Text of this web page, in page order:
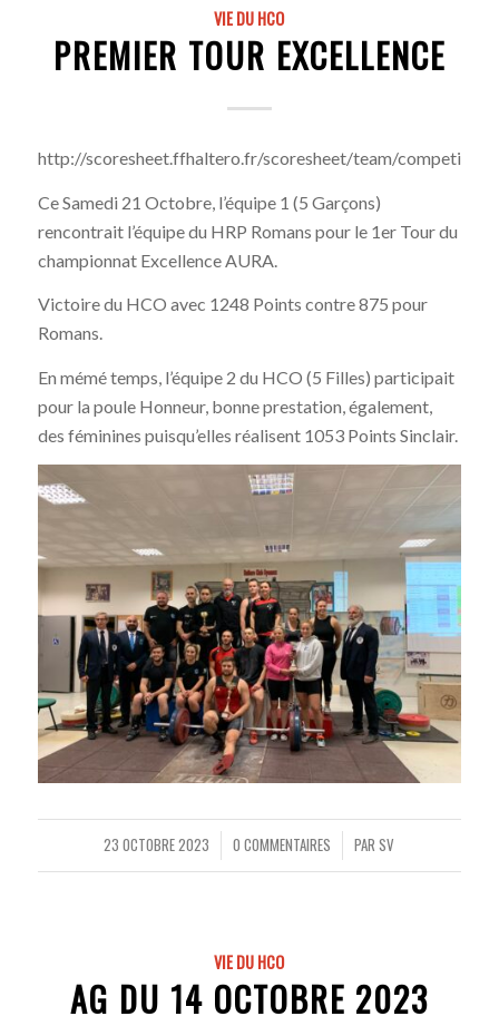
VIE DU HCO
PREMIER TOUR EXCELLENCE
http://scoresheet.ffhaltero.fr/scoresheet/team/
Ce Samedi 21 Octobre, l’équipe 1 (5 Garçons)
rencontrait l’équipe du HRP Romans pour le 1er Tour du
championnat Excellence AURA.
Victoire du HCO avec 1248 Points contre 875 pour
Romans.
En mémé temps, l’équipe 2 du HCO (5 Filles) participait
pour la poule Honneur, bonne prestation, également,
des féminines puisqu’elles réalisent 1053 Points Sinclair.
23 OCTOBRE 2023
/ 0 COMMENTAIRES
/ PARSV
VIE DU HCO
AG DU 14 OCTOBRE 2023